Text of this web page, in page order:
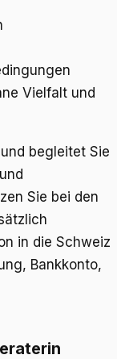
Vielfalt und
begleitet Sie
Sie bei den
in die Schweiz
Bankkonto,